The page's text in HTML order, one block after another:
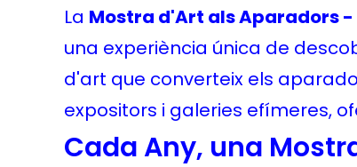
La Mostra d'Art als Aparadors
una experiència única de
d'art que converteix els
expositors i galeries efímeres,
Cada Any, una